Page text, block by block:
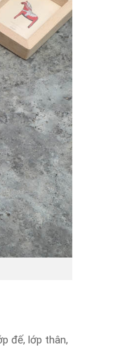
đế, lớp thân,